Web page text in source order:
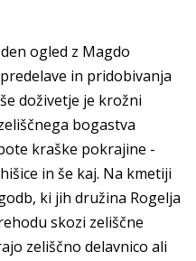
ogled z Magdo
in pridobivanja
doživetje je krožni
bogastva
kraške pokrajine -
in še kaj. Na kmetiji
ki jih družina Rogelja
skozi zeliščne
zeliščno delavnico ali